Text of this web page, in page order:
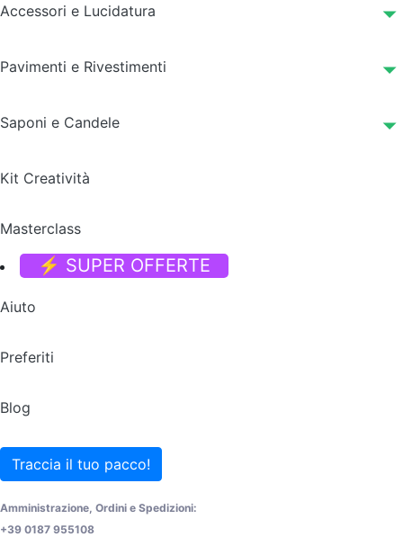
Accessori e Lucidatura
Pavimenti e Rivestimenti
Saponi e Candele
Kit Creatività
Masterclass
⚡ SUPER OFFERTE
Aiuto
Preferiti
Blog
Traccia il tuo pacco!
Amministrazione, Ordini e Spedizioni:
+39 0187 955108